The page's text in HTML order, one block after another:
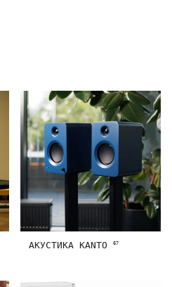
АКУСТИКА KANTO 67